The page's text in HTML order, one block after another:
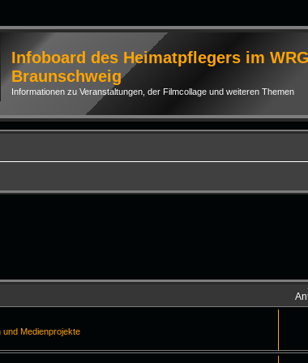
Infoboard des Heimatpflegers im WRG
Braunschweig
Informationen zu Veranstaltungen, der Filmcollage und weiteren Themen
Medienprojekte